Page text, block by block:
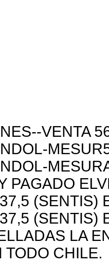
VENTA
PAGADO
(SENTIS)
(SENTIS)
LA
TODO CHILE.